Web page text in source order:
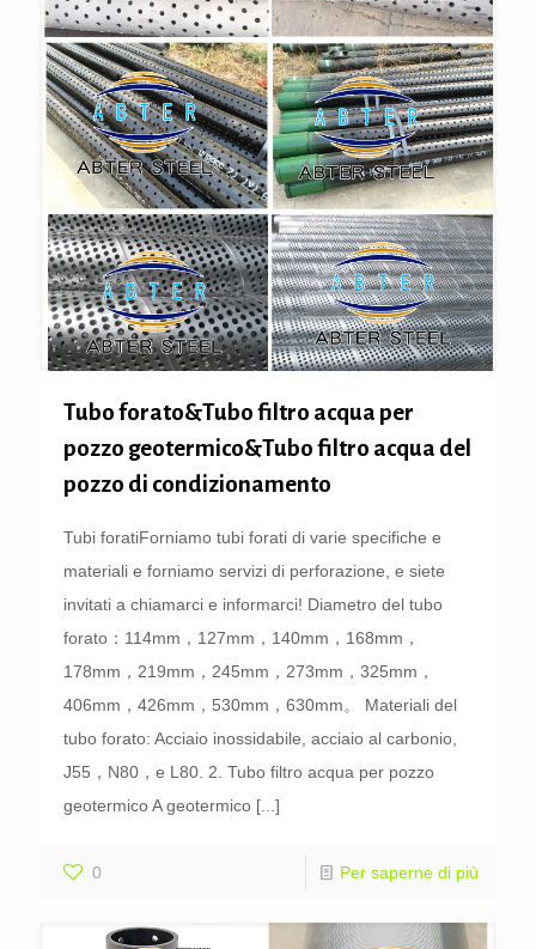
Tubo forato&Tubo filtro acqua per
pozzo geotermico&Tubo filtro acqua del
pozzo di condizionamento
Tubi foratiForniamo tubi forati di varie specifiche e
materiali e forniamo servizi di perforazione, e siete
invitati a chiamarci e informarci! Diametro del tubo
forato：114mm，127mm，140mm，168mm，
178mm，219mm，245mm，273mm，325mm，
406mm，426mm，530mm，630mm。 Materiali del
tubo forato: Acciaio inossidabile, acciaio al carbonio,
J55，N80，e L80. 2. Tubo filtro acqua per pozzo
geotermico A geotermico [...]
0 Per saperne di più